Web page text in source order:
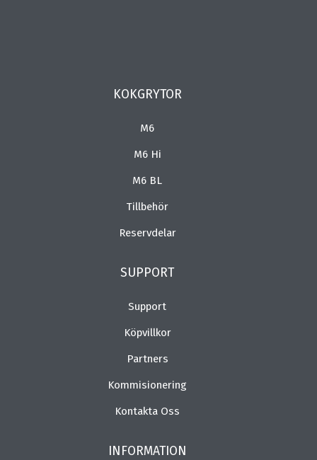
KOKGRYTOR
M6
M6 Hi
M6 BL
Tillbehör
Reservdelar
SUPPORT
Support
Köpvillkor
Partners
Kommisionering
Kontakta Oss
INFORMATION